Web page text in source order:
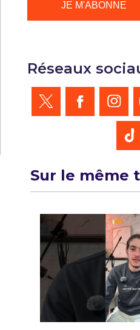
Réseaux
Sur le même